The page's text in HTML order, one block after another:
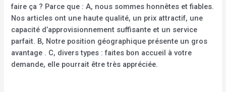
faire ça ? Parce que : A, nous sommes honnêtes et fiables.
Nos articles ont une haute qualité, un prix attractif, une
capacité d’approvisionnement suffisante et un service
parfait. B, Notre position géographique présente un gros
avantage . C, divers types : faites bon accueil à votre
demande, elle pourrait être très appréciée.